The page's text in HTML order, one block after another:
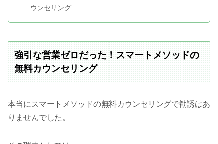
ウンセリング
強引な営業ゼロだった！スマートメソッドの
無料カウンセリング
本当にスマートメソッドの無料カウンセリングで勧誘はあ
りませんでした。